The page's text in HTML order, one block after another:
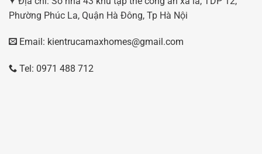
Phường Phúc La, Quận Hà Đông, Tp Hà Nội
Email: kientrucamaxhomes@gmail.com
Tel: 0971 488 712